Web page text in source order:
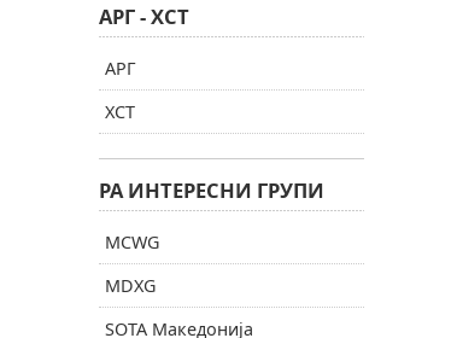
АРГ - ХСТ
АРГ
ХСТ
РА ИНТЕРЕСНИ ГРУПИ
MCWG
MDXG
SOTA Македонија